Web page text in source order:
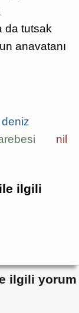
da tutsak
anavatanı
nil
ile ilgili
ilgili yorum